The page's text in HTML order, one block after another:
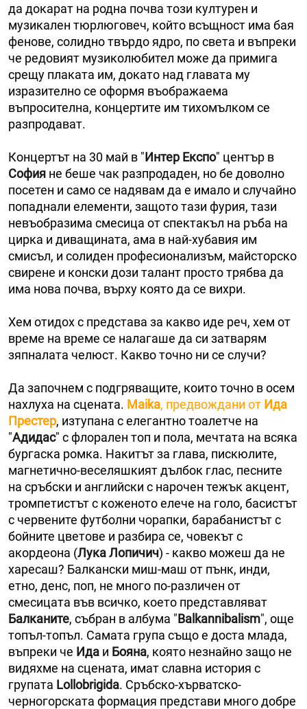
да докарат на родна почва този културен и
музикален тюрлюговеч, който всъщност има бая
фенове, солидно твърдо ядро, по света и въпреки
че редовият музиколюбител може да примига
срещу плаката им, докато над главата му
изразително се оформя въображаема
въпросителна, концертите им тихомълком се
разпродават.
Концертът на 30 май в "Интер Експо" център в
София не беше чак разпродаден, но бе доволно
посетен и само се надявам да е имало и случайно
попаднали елементи, защото тази фурия, тази
невъобразима смесица от спектакъл на ръба на
цирка и диващината, ама в най-хубавия им
смисъл, и солиден професионализъм, майсторско
свирене и конски дози талант просто трябва да
има нова почва, върху която да се вихри.
Хем отидох с представа за какво иде реч, хем от
време на време се налагаше да си затварям
зяпналата челюст. Какво точно ни се случи?
Да започнем с подгряващите, които точно в осем
нахлуха на сцената. Maika, предвождани от Ида
Престер, изтупана с елегантно тоалетче на
"Адидас" с флорален топ и пола, мечтата на всяка
бургаска ромка. Накитът за глава, пискюлите,
магнетично-веселяшкият дълбок глас, песните
на сръбски и английски с нарочен тежък акцент,
тромпетистът с коженото елече на голо, басистът
с червените футболни чорапки, барабанистът с
бойните цветове и разбира се, човекът с
акордеона (Лука Лопичич) - какво можеш да не
харесаш? Балкански миш-маш от пънк, инди,
етно, денс, поп, не много по-различен от
смесицата във всичко, което представляват
Балканите, събран в албума "Balkannibalism", още
топъл-топъл. Самата група също е доста млада,
въпреки че Ида и Бояна, която незнайно защо не
видяхме на сцената, имат славна история с
групата Lollobrigida. Сръбско-хърватско-
черногорската формация представи много добре